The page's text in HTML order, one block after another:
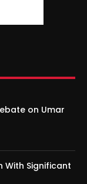
on Umar
With Significant